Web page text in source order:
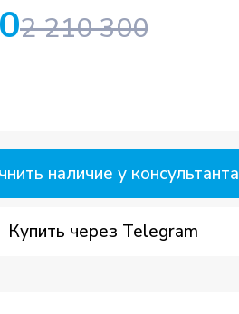
2 210 300
наличие у консультанта
Купить через Telegram